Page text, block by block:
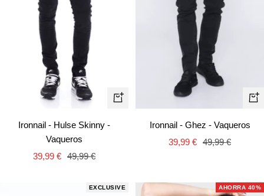
Vista
Ironnail - Hulse Skinny -
Vaqueros
Precio
39,99 € Precio
49,99 €
Ironnail - Ghez - Vaqueros
Precio
39,99 € Precio
49,99 €
EXCLUSIVE AHORRA 40%